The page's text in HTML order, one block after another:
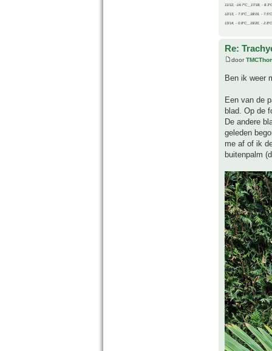
11/12, -14.7°C__17/18, -
12/13, - 7.9°C__18/19, - 7.5°C
13/14, - 0.8°C__19/20, - 2.8°C
Re:
door
Ben ik weer
Een van de
blad. Op de
De andere
geleden
me af of ik
buitenpalm